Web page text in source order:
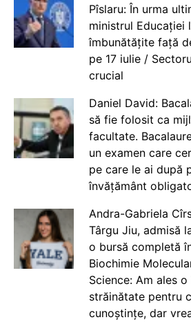
Pîslaru: În urma
ministrul Educației
îmbunătățite față
pe 17 iulie /
crucial
Daniel David:
să fie folosit ca
facultate.
un examen care
pe care le ai după
învățământ
Andra-Gabriela
Târgu Jiu, admisă
o bursă completă
Biochimie
Science: Am ales
străinătate pentru
cunoștințe, dar